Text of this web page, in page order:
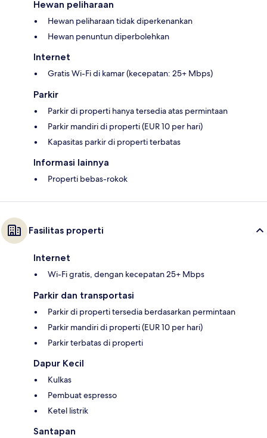
Hewan peliharaan
Hewan peliharaan tidak diperkenankan
Hewan penuntun diperbolehkan
Internet
Gratis Wi-Fi di kamar (kecepatan: 25+ Mbps)
Parkir
Parkir di properti hanya tersedia atas permintaan
Parkir mandiri di properti (EUR 10 per hari)
Kapasitas parkir di properti terbatas
Informasi lainnya
Properti bebas-rokok
Fasilitas properti
Internet
Wi-Fi gratis, dengan kecepatan 25+ Mbps
Parkir dan transportasi
Parkir di properti tersedia berdasarkan permintaan
Parkir mandiri di properti (EUR 10 per hari)
Parkir terbatas di properti
Dapur Kecil
Kulkas
Pembuat espresso
Ketel listrik
Santapan